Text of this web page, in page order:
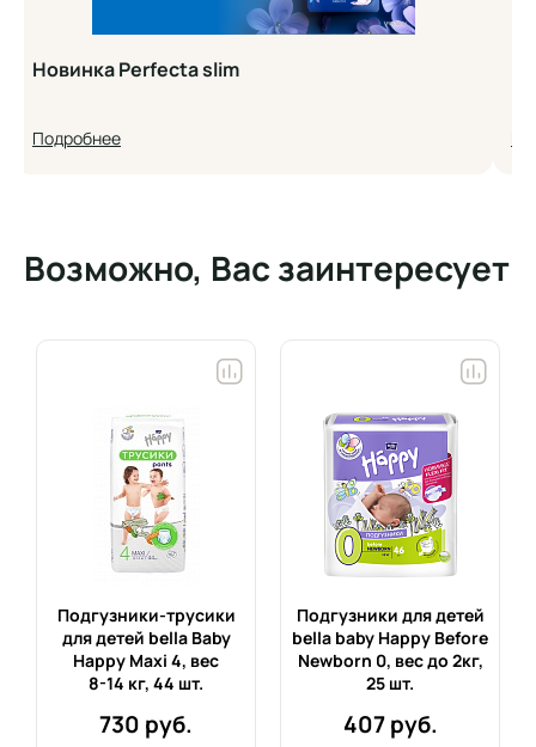
Новинка Perfecta slim
Подробнее
Возможно, Вас заинтересует
Подгузники-трусики
для детей bella Baby
Happy Maxi 4, вес
8-14 кг, 44 шт.
730 руб.
Подгузники для детей
bella baby Happy Before
Newborn 0, вес до 2кг,
25 шт.
407 руб.